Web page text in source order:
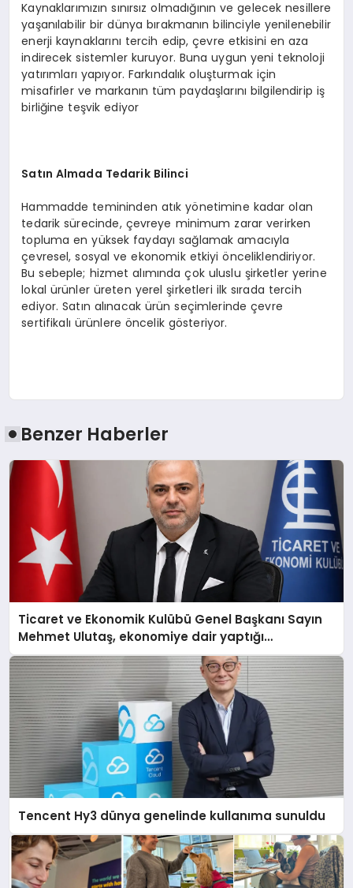
Kaynaklarımızın sınırsız olmadığının ve gelecek nesillere
yaşanılabilir bir dünya bırakmanın bilinciyle yenilenebilir
enerji kaynaklarını tercih edip, çevre etkisini en aza
indirecek sistemler kuruyor. Buna uygun yeni teknoloji
yatırımları yapıyor. Farkındalık oluşturmak için
misafirler ve markanın tüm paydaşlarını bilgilendirip iş
birliğine teşvik ediyor
Satın Almada Tedarik Bilinci
Hammadde temininden atık yönetimine kadar olan
tedarik sürecinde, çevreye minimum zarar verirken
topluma en yüksek faydayı sağlamak amacıyla
çevresel, sosyal ve ekonomik etkiyi önceliklendiriyor.
Bu sebeple; hizmet alımında çok uluslu şirketler yerine
lokal ürünler üreten yerel şirketleri ilk sırada tercih
ediyor. Satın alınacak ürün seçimlerinde çevre
sertifikalı ürünlere öncelik gösteriyor.
Benzer Haberler
Ticaret ve Ekonomik Kulübü Genel Başkanı Sayın
Mehmet Ulutaş, ekonomiye dair yaptığı
açıklamada şunları kaydetti:
Tencent Hy3 dünya genelinde kullanıma sunuldu